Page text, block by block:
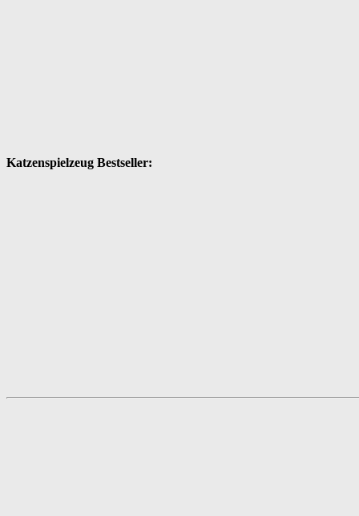
Katzenspielzeug Bestseller: